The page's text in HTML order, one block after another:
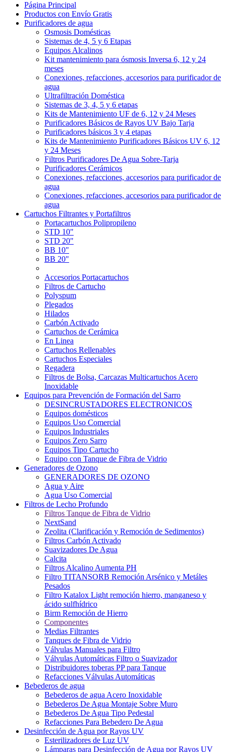
Página Principal
Productos con Envío Gratis
Purificadores de agua
Osmosis Domésticas
Sistemas de 4, 5 y 6 Etapas
Equipos Alcalinos
Kit mantenimiento para ósmosis Inversa 6, 12 y 24
meses
Conexiones, refacciones, accesorios para purificador de
agua
Ultrafiltración Doméstica
Sistemas de 3, 4, 5 y 6 etapas
Kits de Mantenimiento UF de 6, 12 y 24 Meses
Purificadores Básicos de Rayos UV Bajo Tarja
Purificadores básicos 3 y 4 etapas
Kits de Mantenimiento Purificadores Básicos UV 6, 12
y 24 Meses
Filtros Purificadores De Agua Sobre-Tarja
Purificadores Cerámicos
Conexiones, refacciones, accesorios para purificador de
agua
Conexiones, refacciones, accesorios para purificador de
agua
Cartuchos Filtrantes y Portafiltros
Portacartuchos Polipropileno
STD 10"
STD 20"
BB 10"
BB 20"
Accesorios Portacartuchos
Filtros de Cartucho
Polyspum
Plegados
Hilados
Carbón Activado
Cartuchos de Cerámica
En Linea
Cartuchos Rellenables
Cartuchos Especiales
Regadera
Filtros de Bolsa, Carcazas Multicartuchos Acero
Inoxidable
Equipos para Prevención de Formación del Sarro
DESINCRUSTADORES ELECTRONICOS
Equipos domésticos
Equipos Uso Comercial
Equipos Industriales
Equipos Zero Sarro
Equipos Tipo Cartucho
Equipo con Tanque de Fibra de Vidrio
Generadores de Ozono
GENERADORES DE OZONO
Agua y Aire
Agua Uso Comercial
Filtros de Lecho Profundo
Filtros Tanque de Fibra de Vidrio
NextSand
Zeolita (Clarificación y Remoción de Sedimentos)
Filtros Carbón Activado
Suavizadores De Agua
Calcita
Filtros Alcalino Aumenta PH
Filtro TITANSORB Remoción Arsénico y Metáles
Pesados
Filtro Katalox Light remoción hierro, manganeso y
ácido sulfhídrico
Birm Remoción de Hierro
Componentes
Medias Filtrantes
Tanques de Fibra de Vidrio
Válvulas Manuales para Filtro
Válvulas Automáticas Filtro o Suavizador
Distribuidores toberas PP para Tanque
Refacciones Válvulas Automáticas
Bebederos de agua
Bebederos de agua Acero Inoxidable
Bebederos De Agua Montaje Sobre Muro
Bebederos De Agua Tipo Pedestal
Refacciones Para Bebedero De Agua
Desinfección de Agua por Rayos UV
Esterilizadores de Luz UV
Lámparas para Desinfección de Agua por Rayos UV